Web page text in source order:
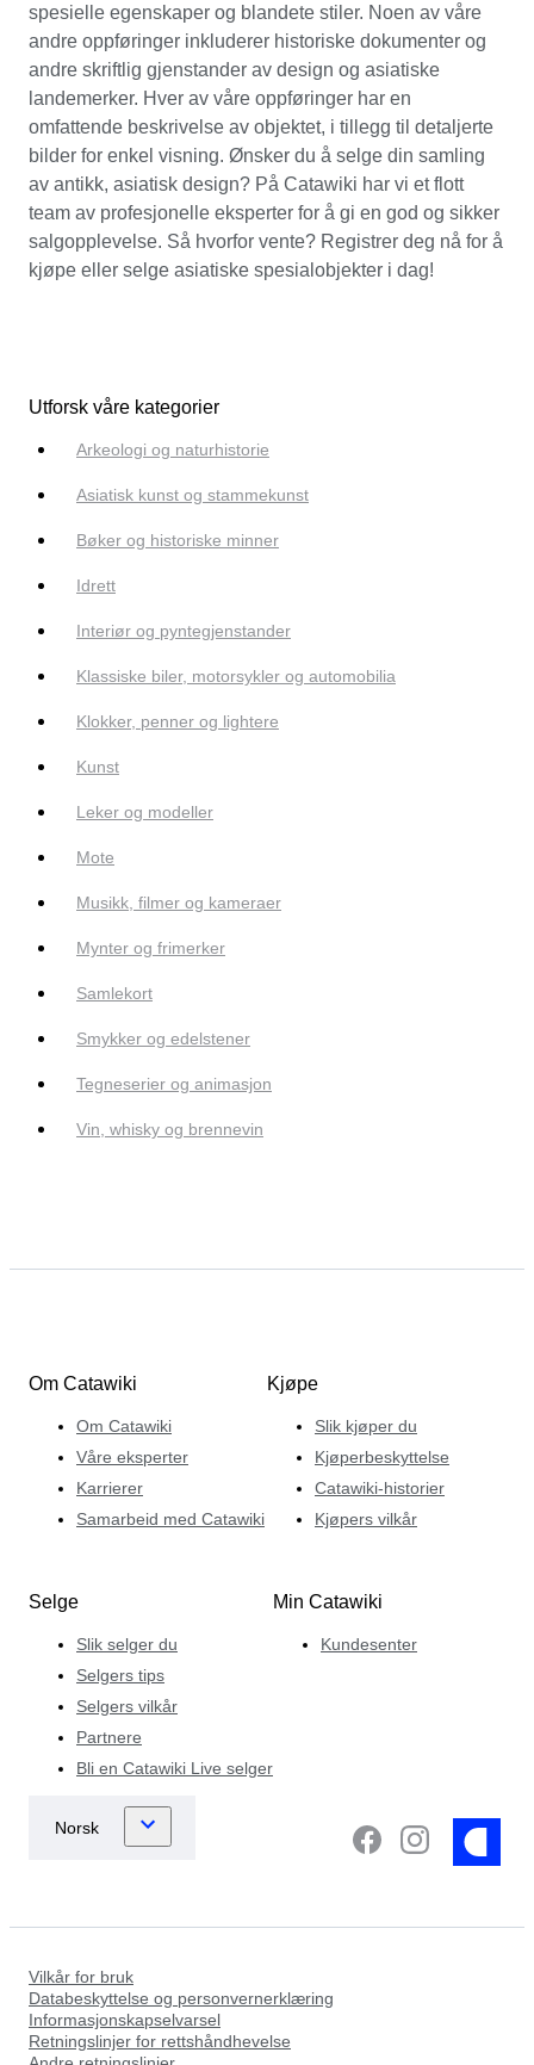
spesielle egenskaper og blandete stiler. Noen av våre
andre oppføringer inkluderer historiske dokumenter og
andre skriftlig gjenstander av design og asiatiske
landemerker. Hver av våre oppføringer har en
omfattende beskrivelse av objektet, i tillegg til detaljerte
bilder for enkel visning. Ønsker du å selge din samling
av antikk, asiatisk design? På Catawiki har vi et flott
team av profesjonelle eksperter for å gi en god og sikker
salgopplevelse. Så hvorfor vente? Registrer deg nå for å
kjøpe eller selge asiatiske spesialobjekter i dag!
Utforsk våre kategorier
Arkeologi og naturhistorie
Asiatisk kunst og stammekunst
Bøker og historiske minner
Idrett
Interiør og pyntegjenstander
Klassiske biler, motorsykler og automobilia
Klokker, penner og lightere
Kunst
Leker og modeller
Mote
Musikk, filmer og kameraer
Mynter og frimerker
Samlekort
Smykker og edelstener
Tegneserier og animasjon
Vin, whisky og brennevin
Om Catawiki
Om Catawiki
Våre eksperter
Karrierer
Samarbeid med Catawiki
Kjøpe
Slik kjøper du
Kjøperbeskyttelse
Catawiki-historier
Kjøpers vilkår
Selge
Slik selger du
Selgers tips
Selgers vilkår
Partnere
Bli en Catawiki Live selger
Min Catawiki
Kundesenter
Vilkår for bruk
Databeskyttelse og personvernerklæring
Informasjonskapselvarsel
Retningslinjer for rettshåndhevelse